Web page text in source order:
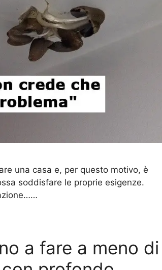
una casa e, per questo motivo, è
soddisfare le proprie esigenze.
a fare a meno di